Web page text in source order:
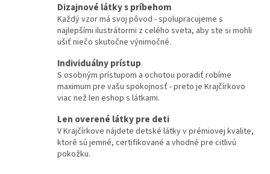
Dizajnové látky s príbehom
Každý vzor má svoj pôvod - spolupracujeme s
najlepšími ilustrátormi z celého sveta, aby ste si mohli
ušiť niečo skutočne výnimočné.
Individuálny prístup
S osobným prístupom a ochotou poradiť robíme
maximum pre vašu spokojnosť - preto je Krajčírkovo
viac než len eshop s látkami.
Len overené látky pre deti
V Krajčírkove nájdete detské látky v prémiovej kvalite,
ktoré sú jemné, certifikované a vhodné pre citlivú
pokožku.